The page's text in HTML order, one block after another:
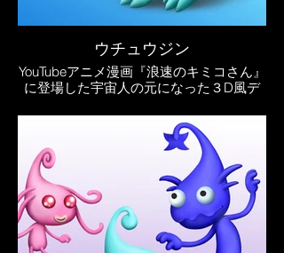
ウチュウジン
YouTubeアニメ漫画『浪速のキミコさん』
に登場した宇宙人の元になった３D風デ
とあるコンペで描いたキャラクターだけ
ど、使ってもらえなかったので自分のア
ニメ漫画に登場させましたｗ
そのアニメ漫画はこちらのYouTube『因幡
よしぞうCH』にて公開しています。